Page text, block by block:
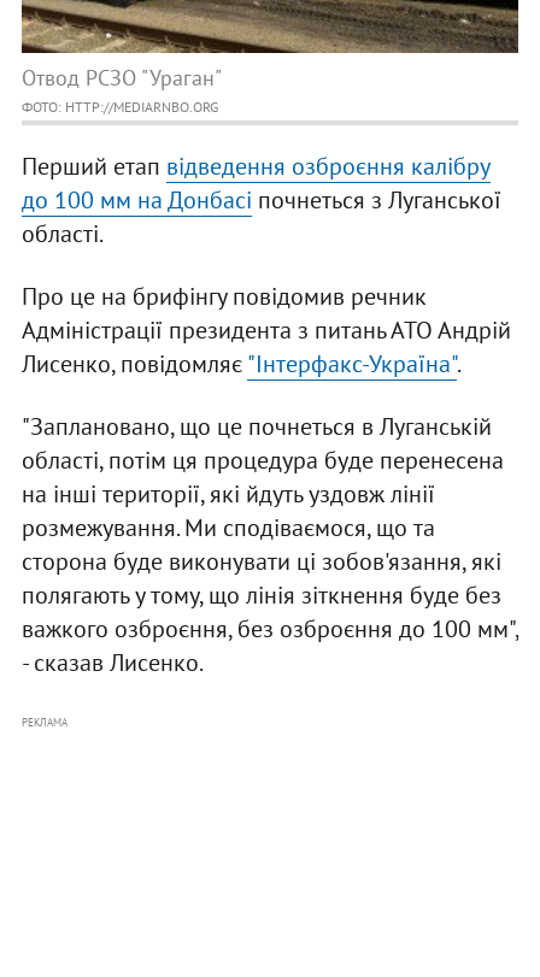
Отвод РСЗО "Ураган"
ФОТО: HTTP://MEDIARNBO.ORG
Перший етап відведення озброєння калібру
до 100 мм на Донбасі почнеться з Луганської
області.
Про це на брифінгу повідомив речник
Адміністрації президента з питань АТО Андрій
Лисенко, повідомляє"Інтерфакс-Україна".
"Заплановано, що це почнеться в Луганській
області, потім ця процедура буде перенесена
на інші території, які йдуть уздовж лінії
розмежування. Ми сподіваємося, що та
сторона буде виконувати ці зобов'язання, які
полягають у тому, що лінія зіткнення буде без
важкого озброєння, без озброєння до 100 мм",
- сказав Лисенко.
РЕКЛАМА